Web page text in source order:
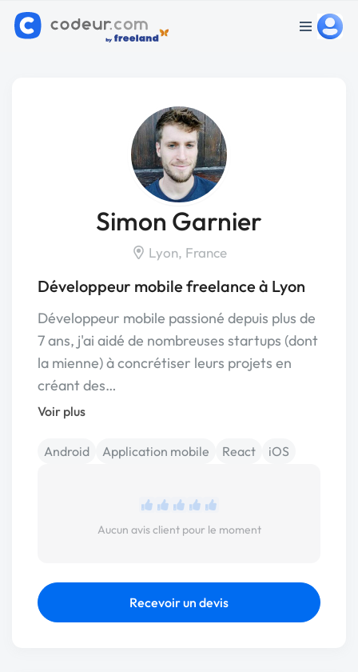
Simon Garnier
Lyon, France
Développeur mobile freelance à Lyon
Développeur mobile passioné depuis plus de
7 ans, j'ai aidé de nombreuses startups (dont
la mienne) à concrétiser leurs projets en
créant des…
Voir plus
Android Application mobile React iOS
Aucun avis client pour le moment
Recevoir un devis